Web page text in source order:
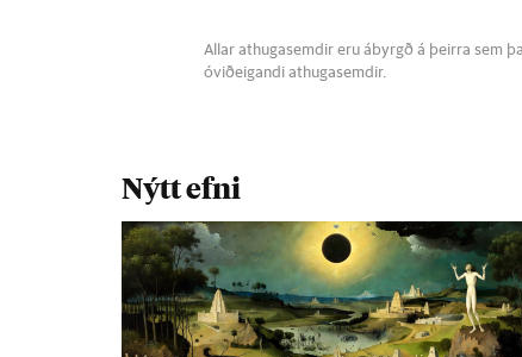
Allar athugasemdir eru ábyrgð á þeirra
óviðeigandi athugasemdir.
Nýtt efni